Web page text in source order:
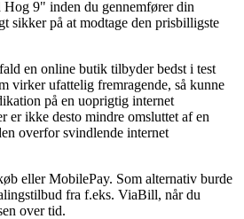
9" inden du gennemfører din
sikker på at modtage den prisbilligste
en online butik tilbyder bedst i test
virker ufattelig fremragende, så kunne
på en uoprigtig internet
er ikke desto mindre omsluttet af en
overfor svindlende internet
eller MobilePay. Som alternativ burde
fra f.eks. ViaBill, når du
over tid.